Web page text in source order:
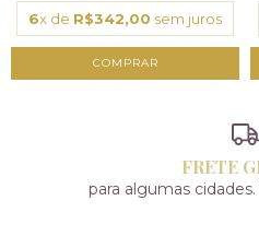
6x de R$342,00 sem juros
FRETE
para algumas